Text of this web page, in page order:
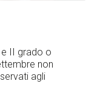
II grado o
non
agli